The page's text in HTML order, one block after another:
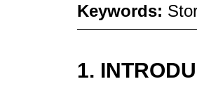
Keywords:
1.